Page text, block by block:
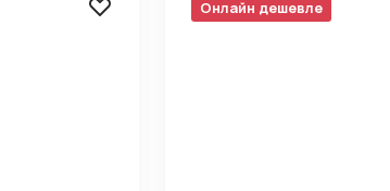
Онлайн дешевле